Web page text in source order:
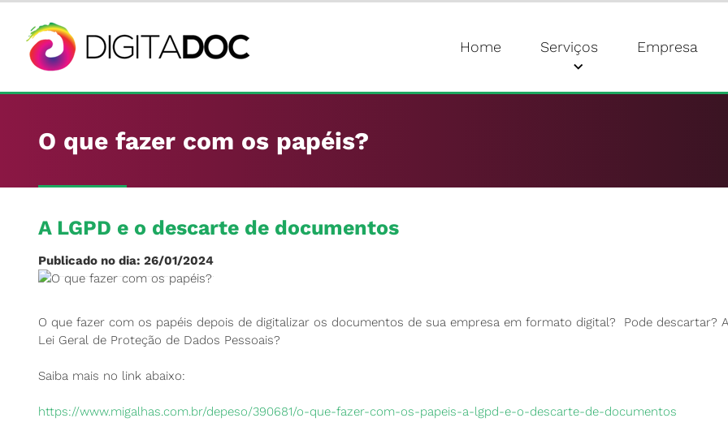
Home Serviços Empresa
O que fazer com os papéis?
A LGPD e o descarte de documentos
Publicado no dia: 26/01/2024
O que fazer com os papéis depois de digitalizar os documentos de sua empresa em formato digital? Pode descartar?
Lei Geral de Proteção de Dados Pessoais?
Saiba mais no link abaixo:
https://www.migalhas.com.br/depeso/390681/o-que-fazer-com-os-papeis-a-lgpd-e-o-descarte-de-documentos